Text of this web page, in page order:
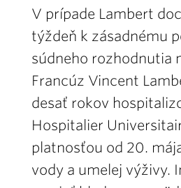
V prípade Lambert
týždeň k zásadnému
súdneho rozhodnutia
Francúz Vincent
desať rokov
Hospitalier
platnosťou od 20.
vody a umelej výživy.